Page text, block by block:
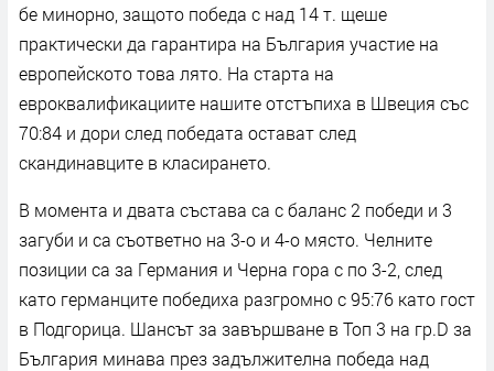
бе минорно, защото победа с над 14 т. щеше
практически да гарантира на България участие на
европейското това лято. На старта на
евроквалификациите нашите отстъпиха в Швеция със
70:84 и дори след победата остават след
скандинавците в класирането.
В момента и двата състава са с баланс 2 победи и 3
загуби и са съответно на 3-о и 4-о място. Челните
позиции са за Германия и Черна гора с по 3-2, след
като германците победиха разгромно с 95:76 като гост
в Подгорица. Шансът за завършване в Топ 3 на гр.D за
България минава през задължителна победа над